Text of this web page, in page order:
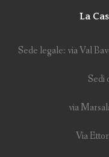
La
Sede legale: via Val
Sedi
via
Via